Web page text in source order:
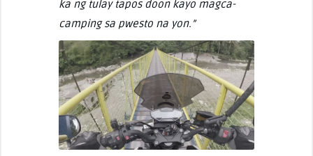
ka ng tulay tapos doon kayo magca-
camping sa pwesto na yon.”